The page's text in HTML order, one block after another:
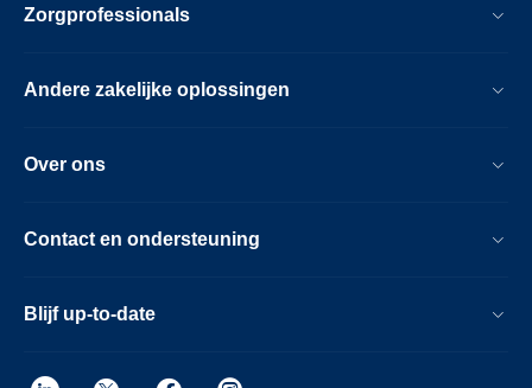
Zorgprofessionals
Andere zakelijke oplossingen
Over ons
Contact en ondersteuning
Blijf up-to-date